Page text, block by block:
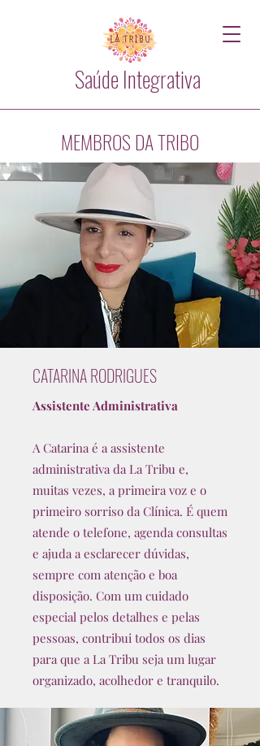
Saúde Integrativa
MEMBROS DA TRIBO
CATARINA RODRIGUES
Assistente Administrativa
A Catarina é a assistente
administrativa da La Tribu e,
muitas vezes, a primeira voz e o
primeiro sorriso da Clínica. É quem
atende o telefone, agenda consultas
e ajuda a esclarecer dúvidas,
sempre com atenção e boa
disposição. Com um cuidado
especial pelos detalhes e pelas
pessoas, contribui todos os dias
para que a La Tribu seja um lugar
organizado, acolhedor e tranquilo.